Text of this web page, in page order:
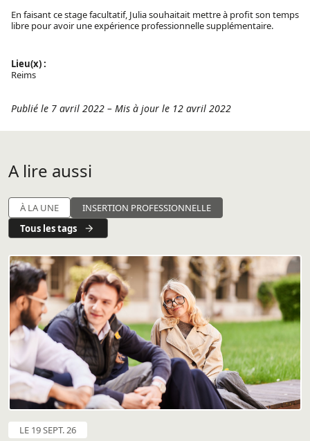
En faisant ce stage facultatif, Julia souhaitait mettre à profit son temps
libre pour avoir une expérience professionnelle supplémentaire.
Lieu(x) :
Reims
Publié le 7 avril 2022 – Mis à jour le 12 avril 2022
A lire aussi
À LA UNE
INSERTION PROFESSIONNELLE
Tous les tags
LE 19 SEPT. 26